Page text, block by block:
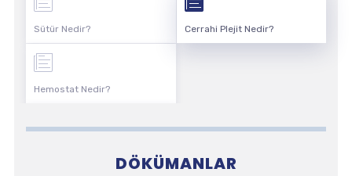
Sütür Nedir?
Hemostat Nedir?
Cerrahi Plejit Nedir?
DÖKÜMANLAR